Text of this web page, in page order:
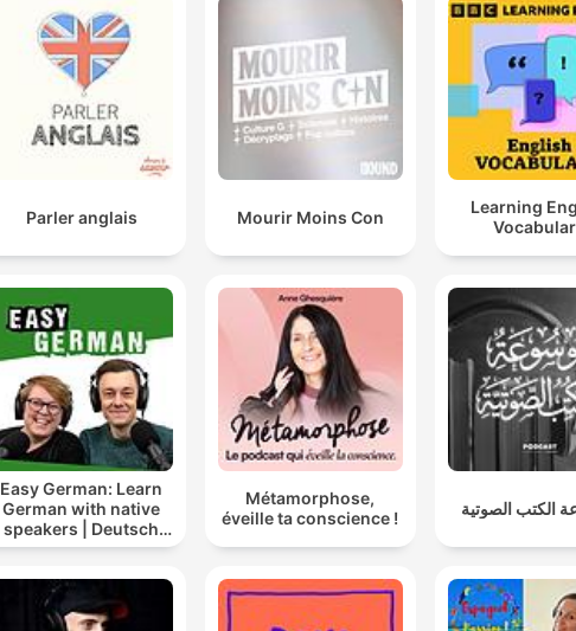
Parler anglais Mourir Moins Con
Learning
Easy German: Learn
German with native
speakers | Deutsch
lernen mit
Métamorphose,
éveille ta conscience !
الكتب الصوتية